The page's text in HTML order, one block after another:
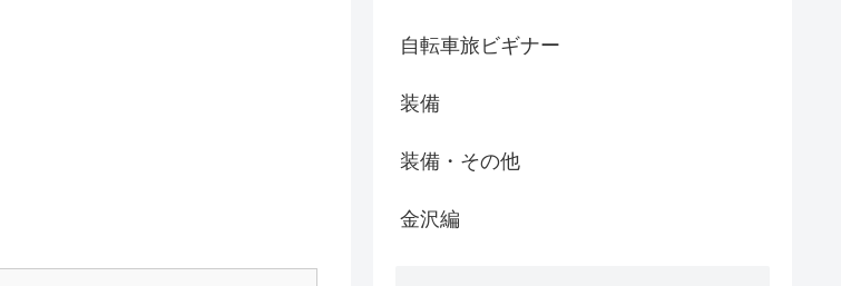
自転車旅ビギナー
装備
装備・その他
金沢編